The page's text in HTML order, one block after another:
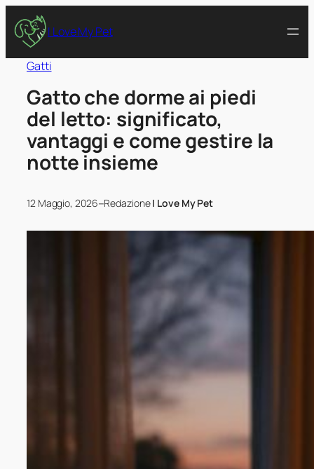
I Love My Pet
Gatti
Gatto che dorme ai piedi
del letto: significato,
vantaggi e come gestire la
notte insieme
12 Maggio, 2026–RedazioneI Love My Pet